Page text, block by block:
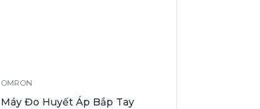
OMRON
Máy Đo Huyết Áp Bắp Tay